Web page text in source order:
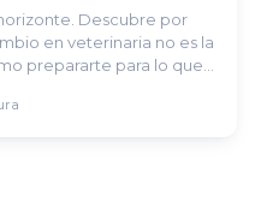
Descubre por
en veterinaria no es la
prepararte para lo que